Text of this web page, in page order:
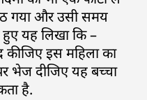
गया और उसी समय
यह लिखा कि –
इस महिला का
भेज दीजिए यह बच्चा
है.